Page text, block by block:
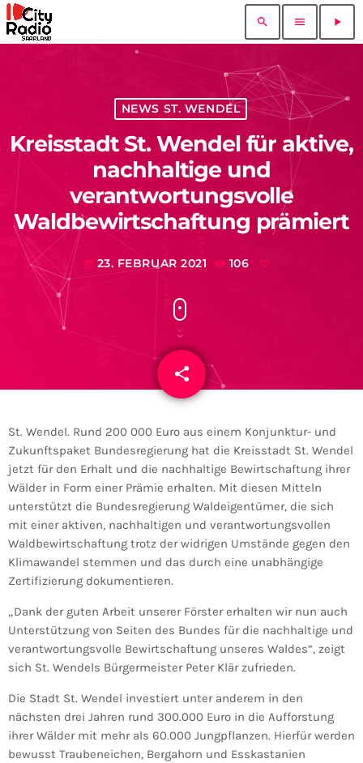
search menu play_arrow
NEWS ST. WENDEL
Kreisstadt St. Wendel für aktive,
nachhaltige und
verantwortungsvolle
Waldbewirtschaftung prämiert
today 23. FEBRUAR 2021 106
share
email
St. Wendel. Rund 200 000 Euro aus einem Konjunktur- und
Zukunftspaket Bundesregierung hat die Kreisstadt St. Wendel
jetzt für den Erhalt und die nachhaltige Bewirtschaftung ihrer
Wälder in Form einer Prämie erhalten. Mit diesen Mitteln
unterstützt die Bundesregierung Waldeigentümer, die sich
mit einer aktiven, nachhaltigen und verantwortungsvollen
Waldbewirtschaftung trotz der widrigen Umstände gegen den
Klimawandel stemmen und das durch eine unabhängige
Zertifizierung dokumentieren.
„Dank der guten Arbeit unserer Förster erhalten wir nun auch
Unterstützung von Seiten des Bundes für die nachhaltige und
verantwortungsvolle Bewirtschaftung unseres Waldes“, zeigt
sich St. Wendels Bürgermeister Peter Klär zufrieden.
Die Stadt St. Wendel investiert unter anderem in den
nächsten drei Jahren rund 300.000 Euro in die Aufforstung
ihrer Wälder mit mehr als 60.000 Jungpflanzen. Hierfür werden
bewusst Traubeneichen, Bergahorn und Esskastanien